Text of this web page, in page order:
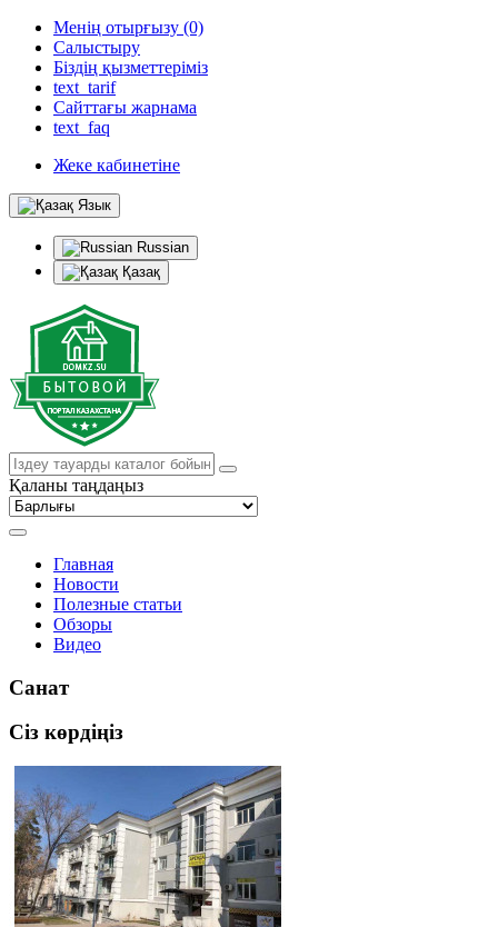
Менің отырғызу (0)
Салыстыру
Біздің қызметтеріміз
text_tarif
Сайттағы жарнама
text_faq
Жеке кабинетіне
Язык
Russian
Қазақ
Қаланы таңдаңыз
Главная
Новости
Полезные статьи
Обзоры
Видео
Санат
Сіз көрдіңіз